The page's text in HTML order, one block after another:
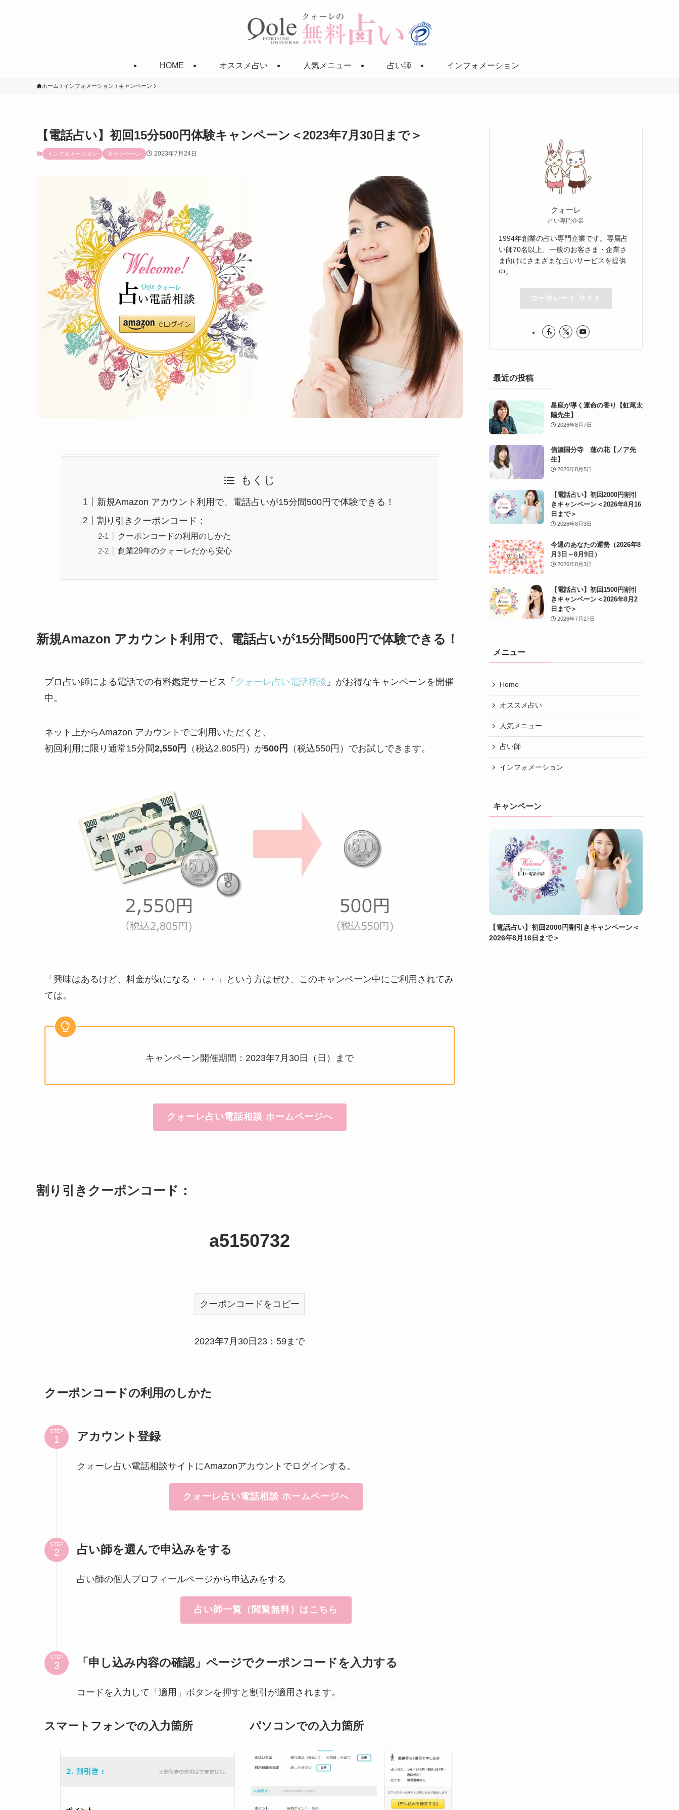
HOME オススメ占い 人気メニュー 占い師 インフォメーション
ホーム インフォメーション キャンペーン
【電話占い】初回15分500円体験キャンペーン＜2023年7月30日まで＞
インフォメーション キャンペーン 2023年7月24日
もくじ
新規Amazon アカウント利用で、電話占いが15分間500円で体験できる！
割り引きクーポンコード：
クーポンコードの利用のしかた
創業29年のクォーレだから安心
新規Amazon アカウント利用で、電話占いが15分間500円で体験できる！
プロ占い師による電話での有料鑑定サービス「 クォーレ占い電話相談 」がお得なキャンペーンを開催
中。
ネット上からAmazon アカウントでご利用いただくと、
初回利用に限り通常15分間2,550円 （税込2,805円）が500円 （税込550円）でお試しできます。
「興味はあるけど、料金が気になる・・・」という方はぜひ、このキャンペーン中にご利用されてみ
ては。
キャンペーン開催期間：2023年7月30日（日）まで
クォーレ占い電話相談 ホームページへ
割り引きクーポンコード：
a5150732
クーポンコードをコピー
2023年7月30日23：59まで
クーポンコードの利用のしかた
STEP アカウント登録
クォーレ占い電話相談サイトにAmazonアカウントでログインする。
クォーレ占い電話相談 ホームページへ
STEP 占い師を選んで申込みをする
占い師の個人プロフィールページから申込みをする
占い師一覧（閲覧無料）はこちら
STEP 「申し込み内容の確認」ページでクーポンコードを入力する
コードを入力して「適用」ボタンを押すと割引が適用されます。
スマートフォンでの入力箇所 パソコンでの入力箇所
クォーレ
占い専門企業
1994年創業の占い専門企業です。専属占
い師70名以上、一般のお客さま・企業さ
ま向けにさまざまな占いサービスを提供
中。
コーポレート サイト
最近の投稿
星座が導く運命の香り【虹尾太
陽先生】
2026年8月7日
信濃国分寺 蓮の花【ノア先
生】
2026年8月5日
【電話占い】初回2000円割引
きキャンペーン＜2026年8月16
日まで＞
2026年8月3日
今週のあなたの運勢（2026年8
月3日～8月9日）
2026年8月3日
【電話占い】初回1500円割引
きキャンペーン＜2026年8月2
日まで＞
2026年7月27日
メニュー
Home
オススメ占い
人気メニュー
占い師
インフォメーション
キャンペーン
【電話占い】初回2000円割引きキャンペーン＜
2026年8月16日まで＞